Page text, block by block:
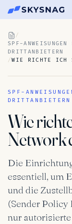
/
SPF-
DRITTANBIETERN
/WIE RICHTE ICH
SPF-
DRITTANBIETERN
Wie
Network
Die
essentiell, um
und die
(Sender Policy
nur